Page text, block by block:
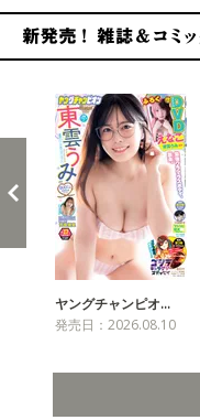
ヤングチャンピオ…
発売日：2026.08.10